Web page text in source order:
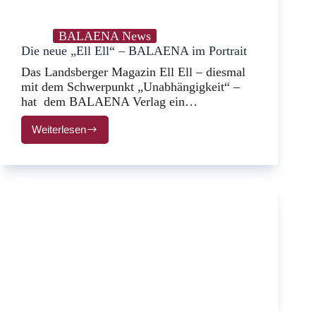
BALAENA News
Die neue „Ell Ell“ – BALAENA im Portrait
Das Landsberger Magazin Ell Ell – diesmal
mit dem Schwerpunkt „Unabhängigkeit“ –
hat dem BALAENA Verlag ein…
Weiterlesen
Die
neue